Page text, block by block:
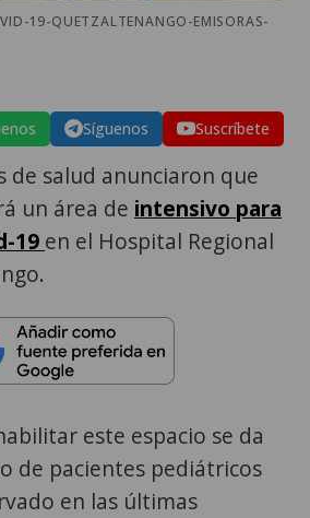
19-QUETZALTENANGO-EMISORAS-
Síguenos Suscríbete
de salud anunciaron que
un área de intensivo para
19 en el Hospital Regional
este espacio se da
de pacientes pediátricos
en las últimas